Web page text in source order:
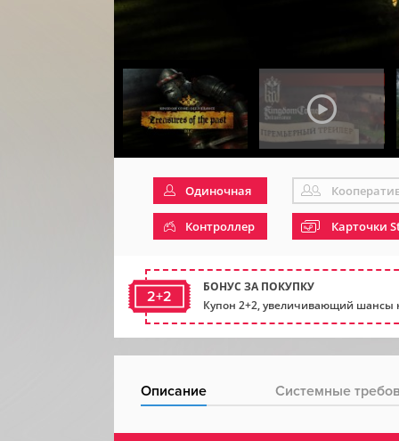
Одиночная
Контроллер Карточки
2+2
БОНУС ЗА ПОКУПКУ
Купон 2+2, увеличивающий шансы
Описание Системные